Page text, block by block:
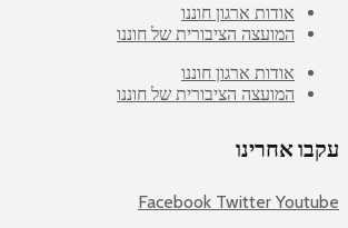
אודות ארגון חוננו
המועצה הציבורית של חוננו
אודות ארגון חוננו
המועצה הציבורית של חוננו
עקבו אחרינו
Facebook Twitter Youtube